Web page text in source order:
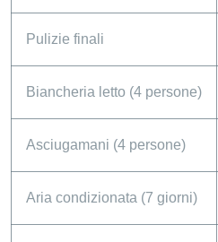
Pulizie finali
Biancheria letto (4 persone)
Asciugamani (4 persone)
Aria condizionata (7 giorni)